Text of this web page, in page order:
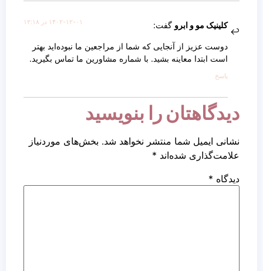
کلینیک مو و ابرو گفت: ۱۴۰۲-۱۲-۰۱ در ۱۲:۱۸
دوست عزیز از آنجایی که شما از مراجعین ما نبوده‌اید بهتر
است ابتدا معاینه بشید. با شماره مشاورین ما تماس بگیرید.
پاسخ
دیدگاهتان را بنویسید
نشانی ایمیل شما منتشر نخواهد شد. بخش‌های موردنیاز
علامت‌گذاری شده‌اند *
دیدگاه *